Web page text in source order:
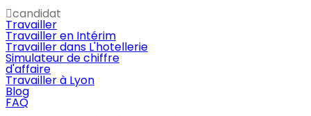
candidat
Travailler
Travailler en Intérim
Travailler dans L'hotellerie
Simulateur de chiffre
d'affaire
Travailler à Lyon
Blog
FAQ